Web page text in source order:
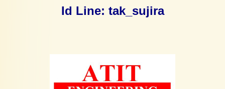
Id Line: tak_sujira